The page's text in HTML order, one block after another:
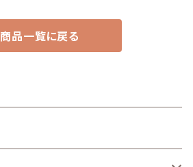
商品一覧に戻る